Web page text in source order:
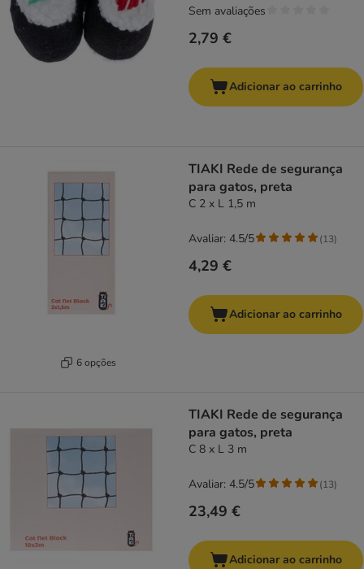
2,79 €
Sem avaliações
Adicionar ao carrinho
6 opções
TIAKI Rede de segurança
para gatos, preta
C 2 x L 1,5 m
4,29 €
Avaliar: 4.5/5 (13)
Adicionar ao carrinho
TIAKI Rede de segurança
para gatos, preta
C 8 x L 3 m
23,49 €
Avaliar: 4.5/5 (13)
Adicionar ao carrinho